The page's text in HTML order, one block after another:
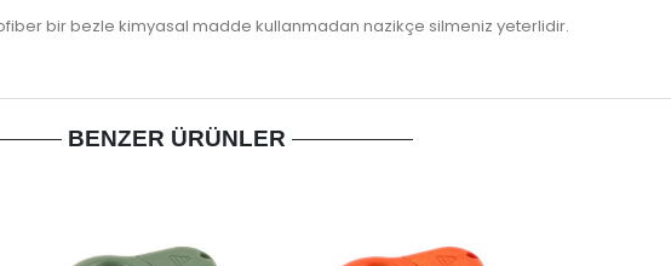
bir bezle kimyasal madde kullanmadan nazikçe silmeniz yeterlidir.
BENZER ÜRÜNLER